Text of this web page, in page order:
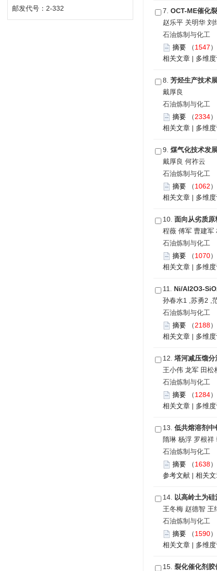
邮发代号：2-332
7. OCT-ME催化
赵乐平 关明华 刘
石油炼制与化工
摘要 （1547
相关文章 | 多维
8. 芳烃生产技术
戴厚良
石油炼制与化工
摘要 （2334
相关文章 | 多维
9. 煤气化技术发
戴厚良 何祚云
石油炼制与化工
摘要 （1062
相关文章 | 多维
10. 面向从劣质
程薇 傅军 曹建军
石油炼制与化工
摘要 （1070
相关文章 | 多维
11. Ni/Al2O3-
孙春水1 ,苏勇2 ,
石油炼制与化工
摘要 （2188
相关文章 | 多维
12. 塔河减压馏
王小伟 龙军 田松
石油炼制与化工
摘要 （1284
相关文章 | 多维
13. 低共熔溶剂
隋琳 杨浮 罗根祥
石油炼制与化工
摘要 （1638
参考文献 | 相关
14.
以高岭土为
王冬梅 赵德智 王
石油炼制与化工
摘要 （1590
相关文章 | 多维
15. 裂化催化剂